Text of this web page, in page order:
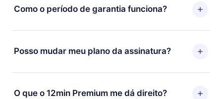
Como o período de garantia funciona?
Você pode baixar nosso aplicativo e começar a
aproveitar nossa biblioteca. Se por algum motivo não
ficar satisfeito com nossa plataforma, basta entrar em
solicitar o reembolso do valor. Você receberá tudo que
Posso mudar meu plano da assinatura?
Sim, mas a mudança só se aplicará a partir do próximo
período de cobrança. Por exemplo, se você decidiu
O que o 12min Premium me dá direito?